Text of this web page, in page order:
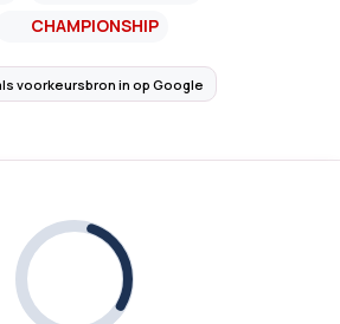
CHAMPIONSHIP
voorkeursbron in op Google